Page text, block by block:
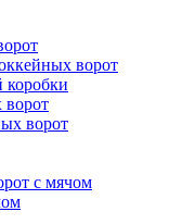
ворот
коробки
ворот
ворот
с мячом